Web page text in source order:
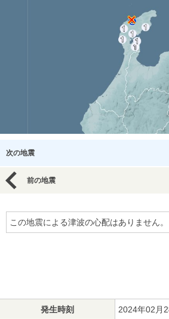
次の地震
前の地震
この地震による津波の心配はありません。
発生時刻 2024年02月